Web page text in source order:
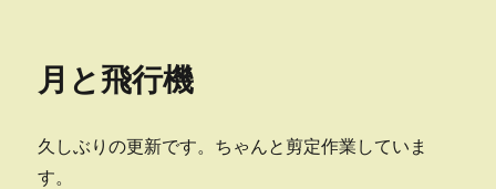
月と飛行機
久しぶりの更新です。ちゃんと剪定作業していま
す。